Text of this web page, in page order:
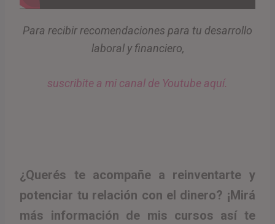
Para recibir recomendaciones para tu desarrollo
laboral y financiero,
suscribite a mi canal de Youtube aquí.
¿Querés te acompañe a reinventarte y
potenciar tu relación con el dinero? ¡Mirá
más información de mis cursos así te